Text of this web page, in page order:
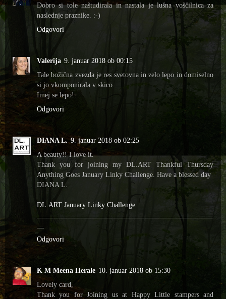
Dobro si tole naštudirala in nastala je lušna voščilnica za
naslednje praznike. :-)
Odgovori
Valerija 9. januar 2018 ob 00:15
Tale božična zvezda je res svetovna in zelo lepo in domiselno
si jo vkomponirala v skico.
Imej se lepo!
Odgovori
DIANA L. 9. januar 2018 ob 02:25
A beauty!! I love it.
Thank you for joining my DL.ART Thankful Thursday
Anything Goes January Linky Challenge. Have a blessed day
DIANA L.
DL.ART January Linky Challenge
__________________________________________________
Odgovori
K M Meena Herale 10. januar 2018 ob 15:30
Lovely card,
Thank you for Joining us at Happy Little stampers and